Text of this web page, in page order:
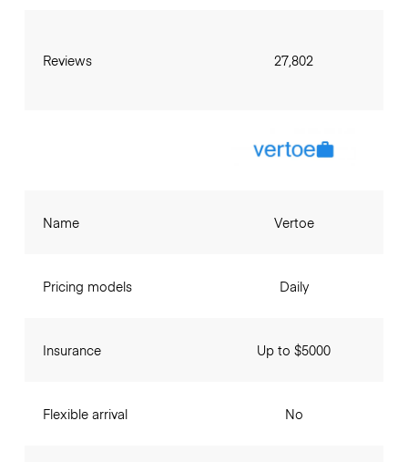
Reviews 27,802
Name
Pricing models
Insurance
Flexible arrival
Vertoe
Daily
Up to $5000
No